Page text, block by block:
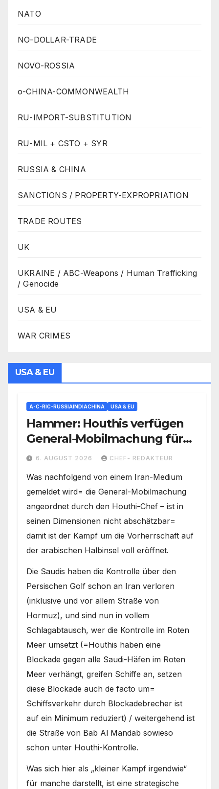
NATO
NO-DOLLAR-TRADE
NOVO-ROSSIA
o-CHINA-COMMONWEALTH
RU-IMPORT-SUBSTITUTION
RU-MIL + CSTO + SYR
RUSSIA & CHINA
SANCTIONS / PROPERTY-EXPROPRIATION
TRADE ROUTES
UK
UKRAINE / ABC-Weapons / Human Trafficking
/ Genocide
USA & EU
WAR CRIMES
USA & EU
A-C-RIC-RUSSIAINDIACHINA USA & EU
Hammer: Houthis verfügen
General-Mobilmachung für
Saudi-Krieg= Kampf um
Arabischen Halbinsel
6. AUGUST 2026 CHEF- REDAKTEUR
Was nachfolgend von einem Iran-Medium
gemeldet wird= die General-Mobilmachung
angeordnet durch den Houthi-Chef – ist in
seinen Dimensionen nicht abschätzbar=
damit ist der Kampf um die Vorherrschaft auf
der arabischen Halbinsel voll eröffnet.
Die Saudis haben die Kontrolle über den
Persischen Golf schon an Iran verloren
(inklusive und vor allem Straße von
Hormuz), und sind nun in vollem
Schlagabtausch, wer die Kontrolle im Roten
Meer umsetzt (=Houthis haben eine
Blockade gegen alle Saudi-Häfen im Roten
Meer verhängt, greifen Schiffe an, setzen
diese Blockade auch de facto um=
Schiffsverkehr durch Blockadebrecher ist
auf ein Minimum reduziert) / weitergehend ist
die Straße von Bab Al Mandab sowieso
schon unter Houthi-Kontrolle.
Was sich hier als „kleiner Kampf irgendwie“
für manche darstellt, ist eine strategische